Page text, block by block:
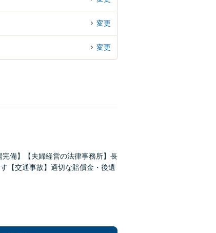
変更
変更
備】【夫婦経営の法律事務所】長
【交通事故】適切な賠償金・後遺